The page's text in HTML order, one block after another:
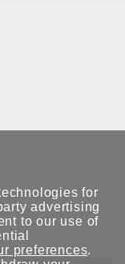
for
advertising
to our use of
preferences.